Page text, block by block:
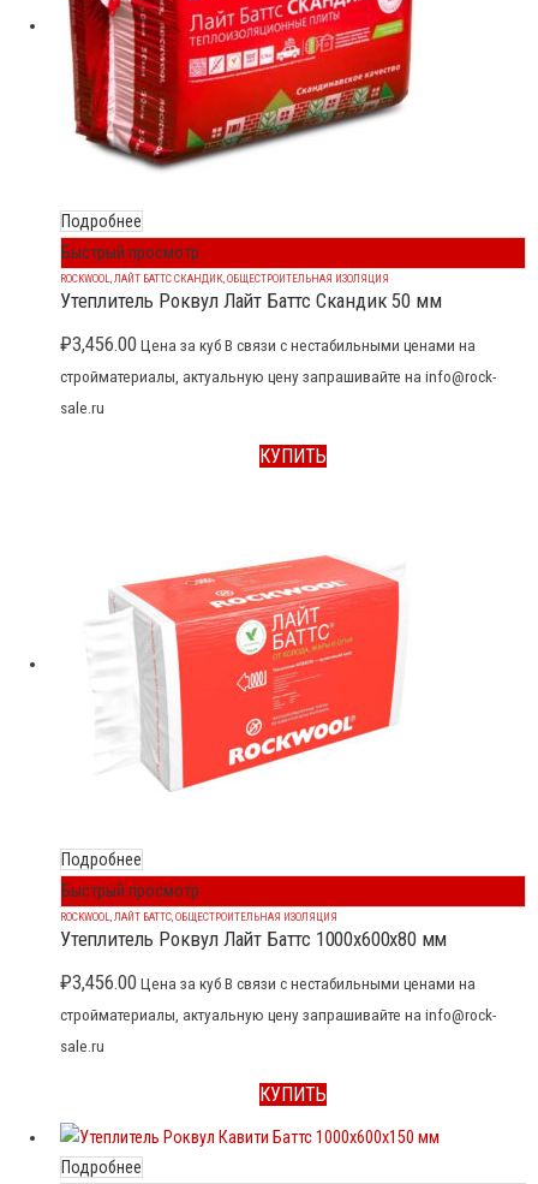
Подробнее
Быстрый просмотр
ROCKWOOL ЛАЙТ БАТТС СКАНДИК ОБЩЕСТРОИТЕЛЬНАЯ ИЗОЛЯЦИЯ
Утеплитель Роквул Лайт Баттс Скандик 50 мм
₽3,456.00 Цена за куб В связи с нестабильными ценами на
стройматериалы, актуальную цену запрашивайте на info@rock-
sale.ru
КУПИТЬ
Подробнее
Быстрый просмотр
ROCKWOOL ЛАЙТ БАТТС ОБЩЕСТРОИТЕЛЬНАЯ ИЗОЛЯЦИЯ
Утеплитель Роквул Лайт Баттс 1000x600x80 мм
₽3,456.00 Цена за куб В связи с нестабильными ценами на
стройматериалы, актуальную цену запрашивайте на info@rock-
sale.ru
КУПИТЬ
Подробнее